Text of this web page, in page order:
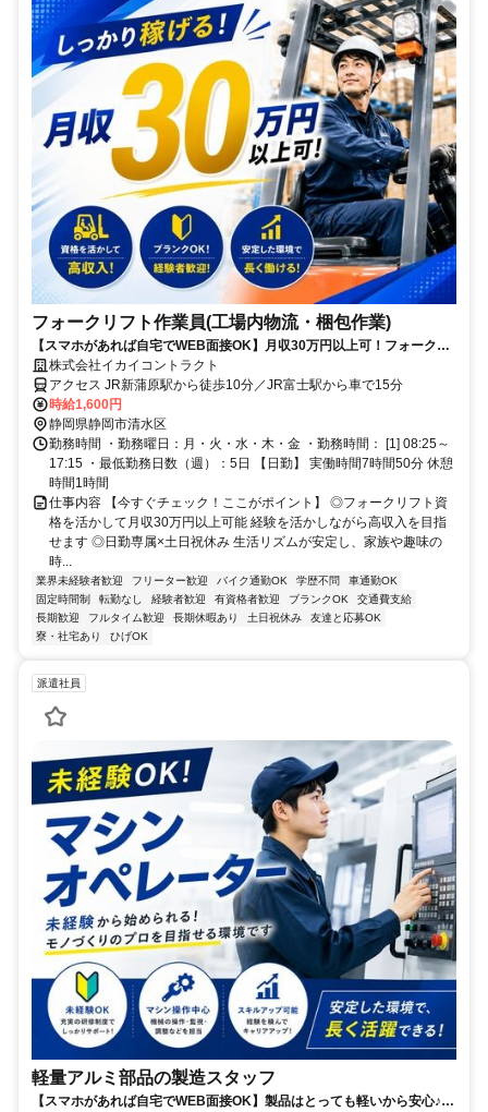
フォークリフト作業員(工場内物流・梱包作業)
【スマホがあれば自宅でWEB面接OK】月収30万円以上可！フォークリ
フト経験を活かして日勤で安定収入
株式会社イカイコントラクト
アクセス JR新蒲原駅から徒歩10分／JR富士駅から車で15分
時給1,600円
静岡県静岡市清水区
勤務時間 ・勤務曜日：月・火・水・木・金 ・勤務時間： [1] 08:25～
17:15 ・最低勤務日数（週）：5日 【日勤】 実働時間7時間50分 休憩
時間1時間
仕事内容 【今すぐチェック！ここがポイント】 ◎フォークリフト資
格を活かして月収30万円以上可能 経験を活かしながら高収入を目指
せます ◎日勤専属×土日祝休み 生活リズムが安定し、家族や趣味の
時...
業界未経験者歓迎 フリーター歓迎 バイク通勤OK 学歴不問
車通勤OK
固定時間制
転勤なし 経験者歓迎 有資格者歓迎 ブランクOK
交通費支給
長期歓迎
フルタイム歓迎 長期休暇あり 土日祝休み
友達と応募OK
寮・社宅あり
ひげOK
派遣社員
軽量アルミ部品の製造スタッフ
【スマホがあれば自宅でWEB面接OK】製品はとっても軽いから安心♪作